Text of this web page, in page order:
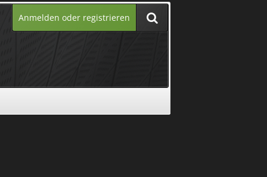
Anmelden oder registrieren